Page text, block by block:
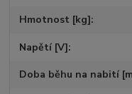
Hmotnost [kg]
Napětí [V]
Doba běhu na nabití